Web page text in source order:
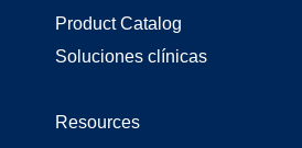
Product Catalog
Soluciones clínicas
Resources